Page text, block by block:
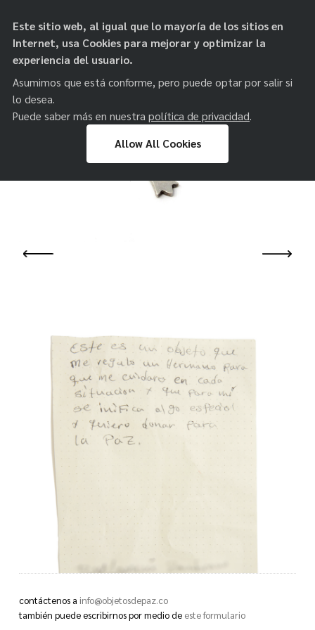
paz
contáctenos a info@objetosdepaz.co
también puede escribirnos por medio de este formulario
Este sitio web, al igual que lo mayoría de los sitios en
Internet, usa Cookies para mejorar y optimizar la
experiencia del usuario.
Asumimos que está conforme, pero puede optar por salir si
lo desea.
Puede saber más en nuestra política de privacidad.
Allow All Cookies